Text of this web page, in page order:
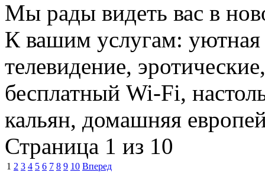
Мы рады видеть вас в
К вашим услугам: уютная
телевидение,
бесплатный Wi-Fi,
кальян, домашняя
Страница 1 из 10
1 2 3 4 5 6 7 8 9 10 Вперед